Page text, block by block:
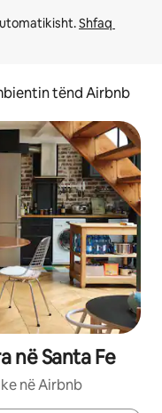
Shfaq
tënd Airbnb
në Santa Fe
në Airbnb